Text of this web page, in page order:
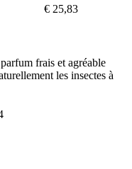
€ 25,83
frais et agréable
les insectes à